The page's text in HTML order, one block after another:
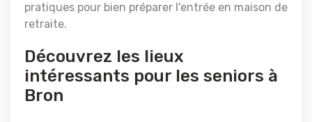
pratiques pour bien préparer l'entrée en maison de
retraite.
Découvrez les lieux
intéressants pour les seniors à
Bron